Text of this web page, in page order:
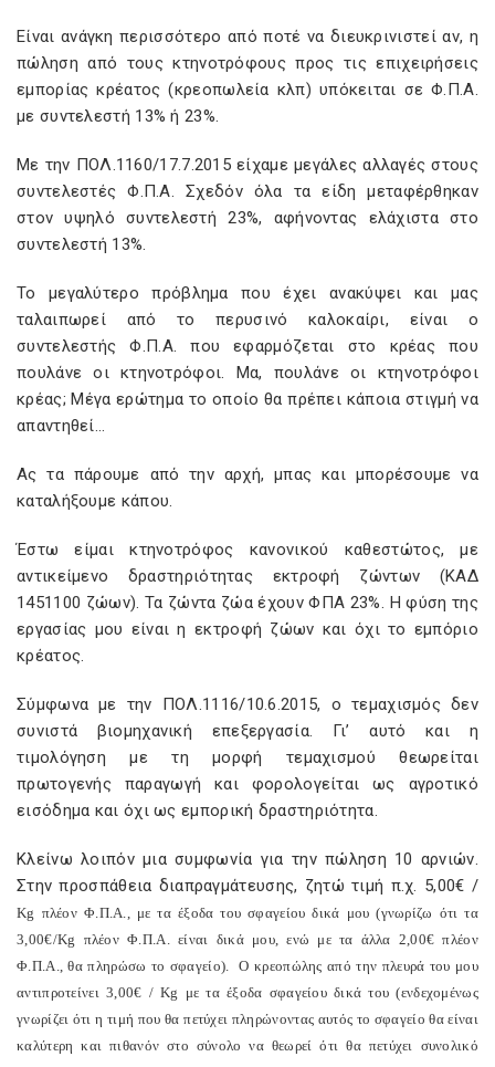
Είναι ανάγκη περισσότερο από ποτέ να διευκρινιστεί αν, η
πώληση από τους κτηνοτρόφους προς τις επιχειρήσεις
εμπορίας κρέατος (κρεοπωλεία κλπ) υπόκειται σε Φ.Π.Α.
με συντελεστή 13% ή 23%.
Με την ΠΟΛ.1160/17.7.2015 είχαμε μεγάλες αλλαγές στους
συντελεστές Φ.Π.Α. Σχεδόν όλα τα είδη μεταφέρθηκαν
στον υψηλό συντελεστή 23%, αφήνοντας ελάχιστα στο
συντελεστή 13%.
Το μεγαλύτερο πρόβλημα που έχει ανακύψει και μας
ταλαιπωρεί από το περυσινό καλοκαίρι, είναι ο
συντελεστής Φ.Π.Α. που εφαρμόζεται στο κρέας που
πουλάνε οι κτηνοτρόφοι. Μα, πουλάνε οι κτηνοτρόφοι
κρέας; Μέγα ερώτημα το οποίο θα πρέπει κάποια στιγμή να
απαντηθεί…
Ας τα πάρουμε από την αρχή, μπας και μπορέσουμε να
καταλήξουμε κάπου.
Έστω είμαι κτηνοτρόφος κανονικού καθεστώτος, με
αντικείμενο δραστηριότητας εκτροφή ζώντων (ΚΑΔ
1451100 ζώων). Τα ζώντα ζώα έχουν ΦΠΑ 23%. Η φύση της
εργασίας μου είναι η εκτροφή ζώων και όχι το εμπόριο
κρέατος.
Σύμφωνα με την ΠΟΛ.1116/10.6.2015, ο τεμαχισμός δεν
συνιστά βιομηχανική επεξεργασία. Γι’ αυτό και η
τιμολόγηση με τη μορφή τεμαχισμού θεωρείται
πρωτογενής παραγωγή και φορολογείται ως αγροτικό
εισόδημα και όχι ως εμπορική δραστηριότητα.
Κλείνω λοιπόν μια συμφωνία για την πώληση 10 αρνιών.
Στην προσπάθεια διαπραγμάτευσης, ζητώ τιμή π.χ. 5,00€ /
Kg πλέον Φ.Π.Α., με τα έξοδα του σφαγείου δικά μου (γνωρίζω ότι τα
3,00€/Kg πλέον Φ.Π.Α. είναι δικά μου, ενώ με τα άλλα 2,00€ πλέον
Φ.Π.Α., θα πληρώσω το σφαγείο). Ο κρεοπώλης από την πλευρά του μου
αντιπροτείνει 3,00€ / Kg με τα έξοδα σφαγείου δικά του (ενδεχομένως
γνωρίζει ότι η τιμή που θα πετύχει πληρώνοντας αυτός το σφαγείο θα είναι
καλύτερη και πιθανόν στο σύνολο να θεωρεί ότι θα πετύχει συνολικό